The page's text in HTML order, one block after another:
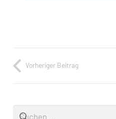
Vorheriger Beitrag
Suchen